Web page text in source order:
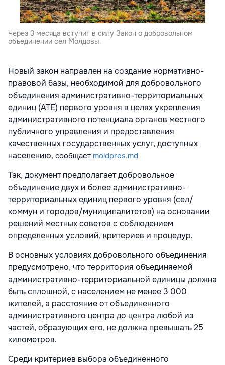
Через 3 месяца вступит в силу Закон о добровольном
объединении сел Молдовы.
Новый закон направлен на создание нормативно-
правовой базы, необходимой для добровольного
объединения административно-территориальных
единиц (АТЕ) первого уровня в целях укрепления
административного потенциала органов местного
публичного управления и предоставления
качественных государственных услуг, доступных
населению, сообщает moldpres.md
Так, документ предполагает добровольное
объединение двух и более административно-
территориальных единиц первого уровня (сел/
коммун и городов/муниципалитетов) на основании
решений местных советов с соблюдением
определенных условий, критериев и процедур.
В основных условиях добровольного объединения
предусмотрено, что территория объединяемой
административно-территориальной единицы должна
быть сплошной, с населением не менее 3 000
жителей, а расстояние от объединенного
административного центра до центра любой из
частей, образующих его, не должна превышать 25
километров.
Среди критериев выбора объединенного